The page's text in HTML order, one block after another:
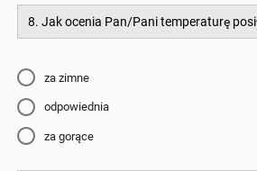
8. Jak ocenia Pan/Pani temperaturę
za zimne
odpowiednia
za gorące